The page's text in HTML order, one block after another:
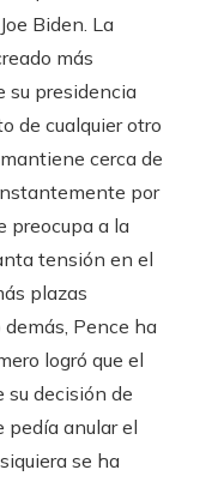
Biden. La
más
su presidencia
de cualquier otro
cerca de
por
preocupa a la
tensión en el
plazas
Pence ha
logró que el
decisión de
pedía anular el
se ha